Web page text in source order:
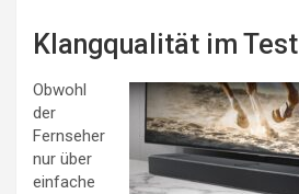
Klangqualität im Test
Obwohl
der
Fernseher
nur über
einfache